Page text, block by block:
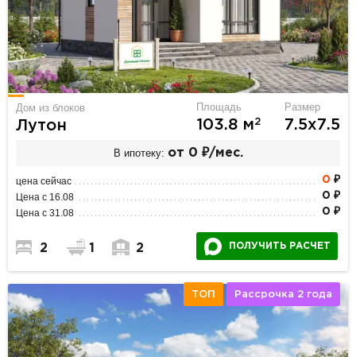
Дом из блоков
Лутон
Площадь
103.8 м2
Размер
7.5х7.5
В ипотеку: от 0 ₽/мес.
цена сейчас 0 ₽
Цена с 16.08 0 ₽
Цена с 31.08 0 ₽
2 1 2 ПОЛУЧИТЬ РАСЧЕТ
ТОП Рассрочка 2 года